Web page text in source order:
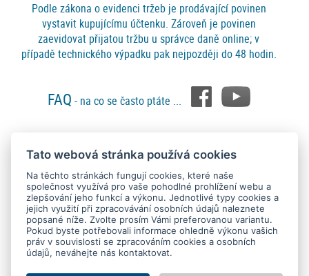
Podle zákona o evidenci tržeb je prodávající povinen
vystavit kupujícímu účtenku. Zároveň je povinen
zaevidovat přijatou tržbu u správce daně online; v
případě technického výpadku pak nejpozději do 48 hodin.
FAQ - na co se často ptáte ...
Platební metody
Copyright © 2015 - 2026SEO kvalitně
Kontakt
Ochrana osobních údajů O nás Obchodní podmínky
Tato webová stránka používá cookies
Na těchto stránkách fungují cookies, které naše
společnost využívá pro vaše pohodlné prohlížení webu a
zlepšování jeho funkcí a výkonu. Jednotlivé typy cookies a
jejich využití při zpracovávání osobních údajů naleznete
popsané níže. Zvolte prosím Vámi preferovanou variantu.
Pokud byste potřebovali informace ohledně výkonu vašich
práv v souvislosti se zpracováním cookies a osobních
údajů, neváhejte nás kontaktovat.